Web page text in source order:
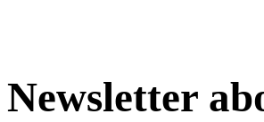
Newsletter